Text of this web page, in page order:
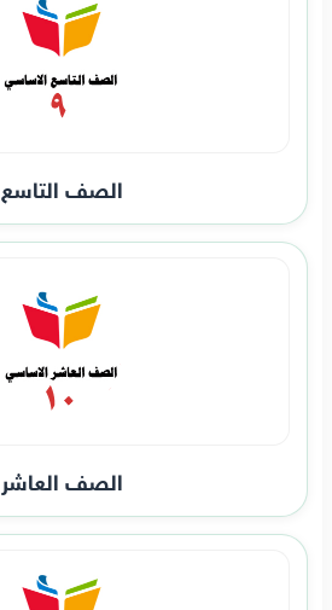
الصف التاسع
الصف العاشر